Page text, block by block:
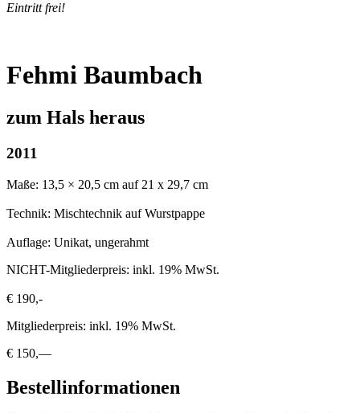
Eintritt frei!
Fehmi Baumbach
zum Hals heraus
2011
Maße: 13,5 × 20,5 cm auf 21 x 29,7 cm
Technik: Mischtechnik auf Wurstpappe
Auflage: Unikat, ungerahmt
NICHT-Mitgliederpreis: inkl. 19% MwSt.
€ 190,-
Mitgliederpreis: inkl. 19% MwSt.
€ 150,—
Bestellinformationen